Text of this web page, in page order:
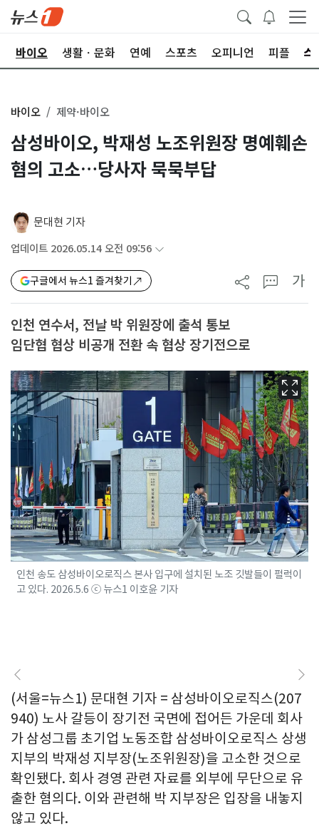
바이오 생활ㆍ문화 연예 스포츠 오피니언 피플
바이오 제약·바이오
삼성바이오, 박재성 노조위원장 명예훼손
혐의 고소…당사자 묵묵부답
문대현 기자
업데이트 2026.05.14 오전 09:56
구글에서 뉴스1 즐겨찾기 가
인천 연수서, 전날 박 위원장에 출석 통보
임단협 협상 비공개 전환 속 협상 장기전으로
인천 송도 삼성바이오로직스 본사 입구에 설치된 노조 깃발들이 펄럭이
고 있다. 2026.5.6 ⓒ 뉴스1 이호윤 기자
(서울=뉴스1) 문대현 기자 = 삼성바이오로직스(207
940) 노사 갈등이 장기전 국면에 접어든 가운데 회사
가 삼성그룹 초기업 노동조합 삼성바이오로직스 상생
지부의 박재성 지부장(노조위원장)을 고소한 것으로
확인됐다. 회사 경영 관련 자료를 외부에 무단으로 유
출한 혐의다. 이와 관련해 박 지부장은 입장을 내놓지
않고 있다.